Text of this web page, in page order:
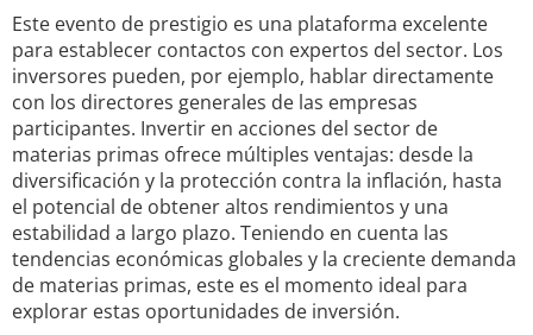
Este evento de prestigio es una plataforma excelente
para establecer contactos con expertos del sector. Los
inversores pueden, por ejemplo, hablar directamente
con los directores generales de las empresas
participantes. Invertir en acciones del sector de
materias primas ofrece múltiples ventajas: desde la
diversificación y la protección contra la inflación, hasta
el potencial de obtener altos rendimientos y una
estabilidad a largo plazo. Teniendo en cuenta las
tendencias económicas globales y la creciente demanda
de materias primas, este es el momento ideal para
explorar estas oportunidades de inversión.